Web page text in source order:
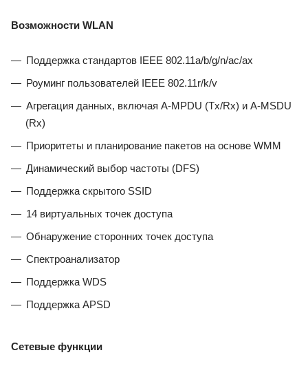
Возможности WLAN
Поддержка стандартов IEEE 802.11a/b/g/n/ac/ax
Роуминг пользователей IEEE 802.11r/k/v
Агрегация данных, включая A-MPDU (Tx/Rx) и А-MSDU
(Rx)
Приоритеты и планирование пакетов на основе WMM
Динамический выбор частоты (DFS)
Поддержка скрытого SSID
14 виртуальных точек доступа
Обнаружение сторонних точек доступа
Спектроанализатор
Поддержка WDS
Поддержка APSD
Сетевые функции